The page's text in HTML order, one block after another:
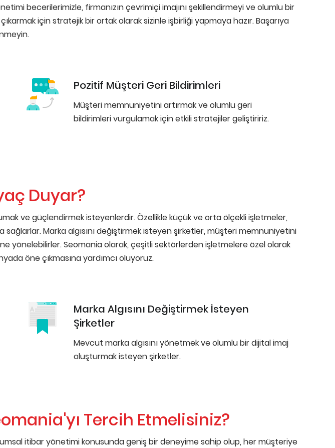
becerilerimizle, firmanızın çevrimiçi imajını şekillendirmeyi ve olumlu bir
için stratejik bir ortak olarak sizinle işbirliği yapmaya hazır. Başarıya
Pozitif Müşteri Geri Bildirimleri
Müşteri memnuniyetini artırmak ve olumlu geri
bildirimleri vurgulamak için etkili stratejiler geliştiririz.
Duyar?
ve güçlendirmek isteyenlerdir. Özellikle küçük ve orta ölçekli işletmeler,
Marka algısını değiştirmek isteyen şirketler, müşteri memnuniyetini
yönelebilirler. Seomania olarak, çeşitli sektörlerden işletmelere özel olarak
öne çıkmasına yardımcı oluyoruz.
Marka Algısını Değiştirmek İsteyen
Şirketler
Mevcut marka algısını yönetmek ve olumlu bir dijital imaj
oluşturmak isteyen şirketler.
Tercih Etmelisiniz?
itibar yönetimi konusunda geniş bir deneyime sahip olup, her müşteriye